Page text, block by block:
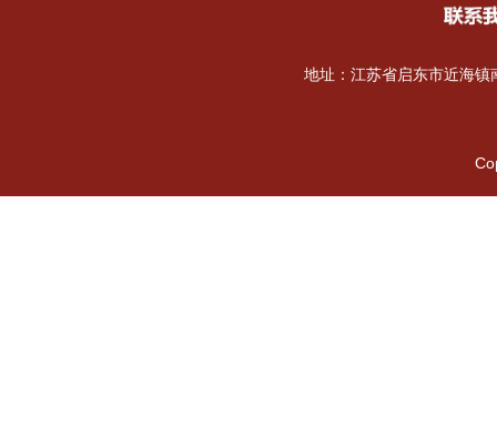
地址：江苏省启东市近海